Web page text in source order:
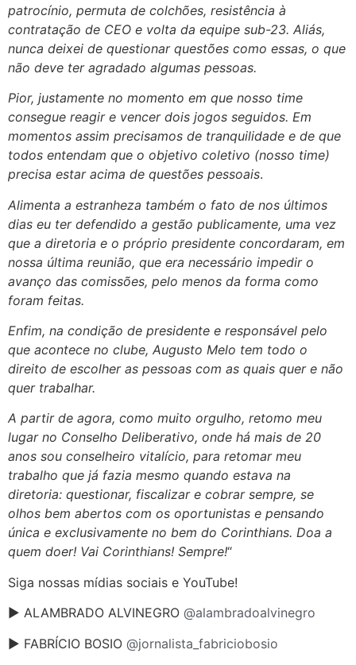
patrocínio, permuta de colchões, resistência à
contratação de CEO e volta da equipe sub-23. Aliás,
nunca deixei de questionar questões como essas, o que
não deve ter agradado algumas pessoas.
Pior, justamente no momento em que nosso time
consegue reagir e vencer dois jogos seguidos. Em
momentos assim precisamos de tranquilidade e de que
todos entendam que o objetivo coletivo (nosso time)
precisa estar acima de questões pessoais.
Alimenta a estranheza também o fato de nos últimos
dias eu ter defendido a gestão publicamente, uma vez
que a diretoria e o próprio presidente concordaram, em
nossa última reunião, que era necessário impedir o
avanço das comissões, pelo menos da forma como
foram feitas.
Enfim, na condição de presidente e responsável pelo
que acontece no clube, Augusto Melo tem todo o
direito de escolher as pessoas com as quais quer e não
quer trabalhar.
A partir de agora, como muito orgulho, retomo meu
lugar no Conselho Deliberativo, onde há mais de 20
anos sou conselheiro vitalício, para retomar meu
trabalho que já fazia mesmo quando estava na
diretoria: questionar, fiscalizar e cobrar sempre, se
olhos bem abertos com os oportunistas e pensando
única e exclusivamente no bem do Corinthians. Doa a
quem doer! Vai Corinthians! Sempre!“
Siga nossas mídias sociais e YouTube!
► ALAMBRADO ALVINEGRO @alambradoalvinegro
► FABRÍCIO BOSIO @jornalista_fabriciobosio